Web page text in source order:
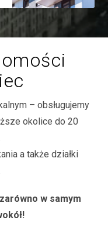
– obsługujemy
okolice do 20
a także działki
w samym